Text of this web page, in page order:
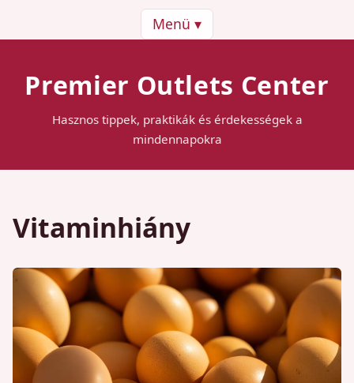
Menü ▾
Premier Outlets Center
Hasznos tippek, praktikák és érdekességek a
mindennapokra
Vitaminhiány